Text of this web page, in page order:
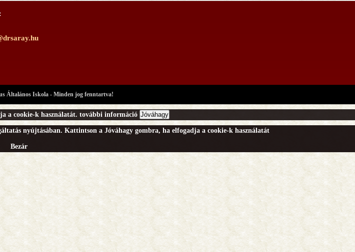
Általános Iskola - Minden jog fenntartva!
a cookie-k használatát. további információ Jóváhagy
nyújtásában. Kattintson a Jóváhagy gombra, ha elfogadja a cookie-k használatát
Bezár